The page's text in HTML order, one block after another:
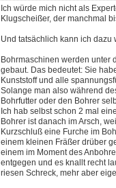
Ich würde mich nicht als
Klugscheißer, der manchmal
Und tatsächlich kann ich dazu
Bohrmaschinen werden unter
gebaut. Das bedeutet: Sie
Kunststoff und alle
Solange man also während
Bohrfutter oder den Bohrer
Ich hab selbst schon 2 mal
Bohrer ist danach im Arsch,
Kurzschluß eine Furche im
einem kleinen Fräßer drüber
einem im Moment des
entgegen und es knallt recht
riesen Schreck, mehr aber